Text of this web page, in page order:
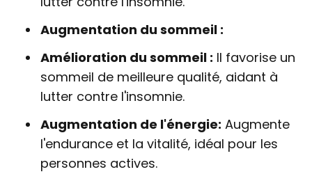
Augmentation du sommeil :
Amélioration du sommeil : Il favorise un
sommeil de meilleure qualité, aidant à
lutter contre l'insomnie.
Augmentation de l'énergie: Augmente
l'endurance et la vitalité, idéal pour les
personnes actives.